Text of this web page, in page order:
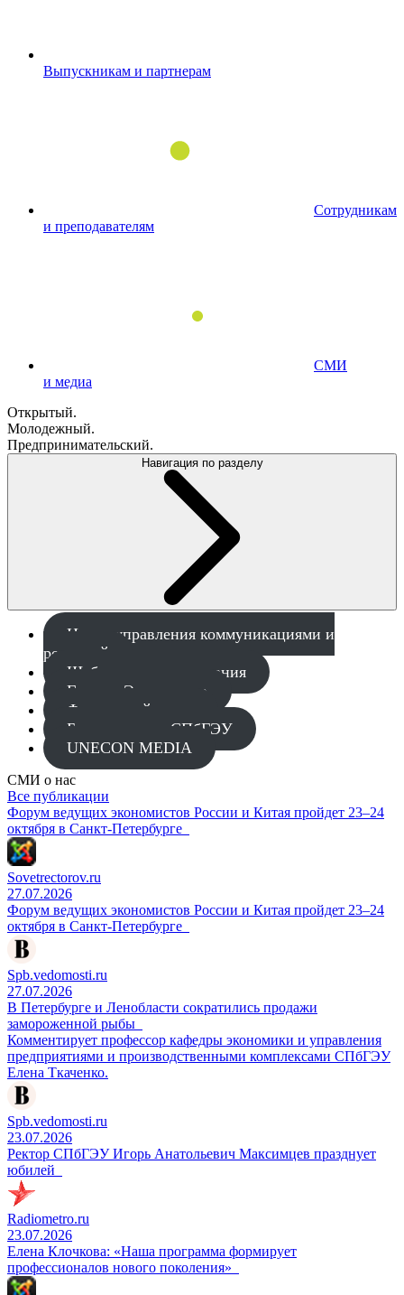
Выпускникам и партнерам
Сотрудникам
и преподавателям
СМИ
и медиа
Открытый.
Молодежный.
Предпринимательский.
Навигация по разделу
Центр управления коммуникациями и
рекламой
Шаблоны для скачивания
Газета «Экономист»
Фирменный стиль
База спикеров СПбГЭУ
UNECON MEDIA
СМИ о нас
Все публикации
Форум ведущих экономистов России и Китая пройдет 23–24
октября в Санкт-Петербурге
Sovetrectorov.ru
27.07.2026
Форум ведущих экономистов России и Китая пройдет 23–24
октября в Санкт-Петербурге
Spb.vedomosti.ru
27.07.2026
В Петербурге и Ленобласти сократились продажи
замороженной рыбы
Комментирует профессор кафедры экономики и управления
предприятиями и производственными комплексами СПбГЭУ
Елена Ткаченко.
Spb.vedomosti.ru
23.07.2026
Ректор СПбГЭУ Игорь Анатольевич Максимцев празднует
юбилей
Radiometro.ru
23.07.2026
Елена Клочкова: «Наша программа формирует
профессионалов нового поколения»